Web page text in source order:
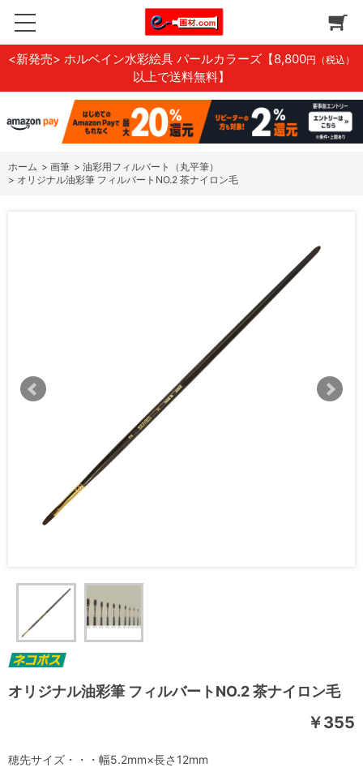
<新発売> ホルベイン水彩絵具 パールカラーズ 【8,800円（税込）
以上で送料無料】
ホーム > 画筆 > 油彩用フィルバート（丸平筆）
> オリジナル油彩筆 フィルバートNO.2 茶ナイロン毛
オリジナル油彩筆 フィルバートNO.2 茶ナイロン毛
￥355
穂先サイズ・・・幅5.2mm×長さ12mm